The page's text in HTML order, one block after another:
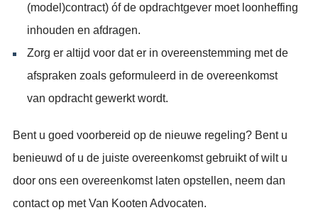
(model)contract) óf de opdrachtgever moet loonheffing
inhouden en afdragen.
Zorg er altijd voor dat er in overeenstemming met de
afspraken zoals geformuleerd in de overeenkomst
van opdracht gewerkt wordt.
Bent u goed voorbereid op de nieuwe regeling? Bent u
benieuwd of u de juiste overeenkomst gebruikt of wilt u
door ons een overeenkomst laten opstellen, neem dan
contact op met Van Kooten Advocaten.